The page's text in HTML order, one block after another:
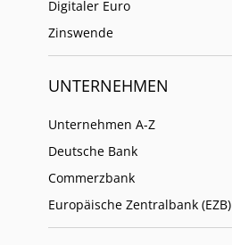
Digitaler Euro
Zinswende
UNTERNEHMEN
Unternehmen A-Z
Deutsche Bank
Commerzbank
Europäische Zentralbank (EZB)